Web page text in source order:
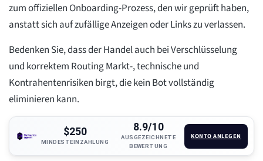
zum offiziellen Onboarding-Prozess, den wir geprüft haben,
anstatt sich auf zufällige Anzeigen oder Links zu verlassen.
Bedenken Sie, dass der Handel auch bei Verschlüsselung
und korrektem Routing Markt-, technische und
Kontrahentenrisiken birgt, die kein Bot vollständig
eliminieren kann.
$250
MINDESTEINZAHLUNG
8.9/10
AUSGEZEICHNETE
BEWERTUNG
KONTO ANLEGEN